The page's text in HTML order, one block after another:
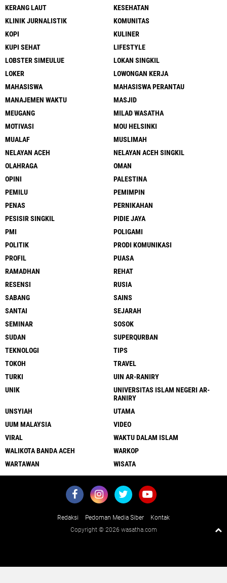
KERANG LAUT
KESEHATAN
KLINIK JURNALISTIK
KOMUNITAS
KOPI
KULINER
KUPI SEHAT
LIFESTYLE
LOBSTER SIMEULUE
LOKAN SINGKIL
LOKER
LOWONGAN KERJA
MAHASISWA
MAHASISWA PERANTAU
MANAJEMEN WAKTU
MASJID
MEUGANG
MILAD WASATHA
MOTIVASI
MOU HELSINKI
MUALAF
MUSLIMAH
NELAYAN ACEH
NELAYAN ACEH SINGKIL
OLAHRAGA
OMAN
OPINI
PALESTINA
PEMILU
PEMIMPIN
PENAS
PERNIKAHAN
PESISIR SINGKIL
PIDIE JAYA
PMI
POLIGAMI
POLITIK
PRODI KOMUNIKASI
PROFIL
PUASA
RAMADHAN
REHAT
RESENSI
RUSIA
SABANG
SAINS
SANTAI
SEJARAH
SEMINAR
SOSOK
SUDAN
SUPERQURBAN
TEKNOLOGI
TIPS
TOKOH
TRAVEL
TURKI
UIN AR-RANIRY
UNIK
UNIVERSITAS ISLAM NEGERI AR-
RANIRY
UNSYIAH
UTAMA
UUM MALAYSIA
VIDEO
VIRAL
WAKTU DALAM ISLAM
WALIKOTA BANDA ACEH
WARKOP
WARTAWAN
WISATA
Redaksi Pedoman Media Siber
Kontak
Copyright © 2026 wasatha.com